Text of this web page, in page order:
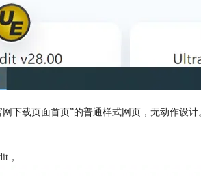
下载页面首页”的普通样式网页，无动作设
，